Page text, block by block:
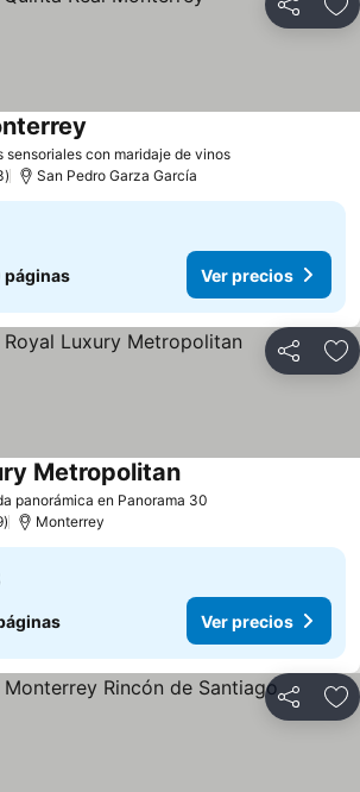
Compartir
sensoriales con maridaje de vinosVer precios
San Pedro Garza García
páginas Ver precios
Compartir
panorámica en Panorama 30
MetropolitanVer precios
Monterrey
Ver precios
Compartir